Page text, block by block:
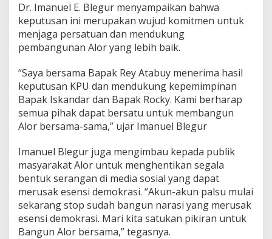
Dr. Imanuel E. Blegur menyampaikan bahwa
keputusan ini merupakan wujud komitmen untuk
menjaga persatuan dan mendukung
pembangunan Alor yang lebih baik.
“Saya bersama Bapak Rey Atabuy menerima hasil
keputusan KPU dan mendukung kepemimpinan
Bapak Iskandar dan Bapak Rocky. Kami berharap
semua pihak dapat bersatu untuk membangun
Alor bersama-sama,” ujar Imanuel Blegur
Imanuel Blegur juga mengimbau kepada publik
masyarakat Alor untuk menghentikan segala
bentuk serangan di media sosial yang dapat
merusak esensi demokrasi. “Akun-akun palsu mulai
sekarang stop sudah bangun narasi yang merusak
esensi demokrasi. Mari kita satukan pikiran untuk
Bangun Alor bersama,” tegasnya.